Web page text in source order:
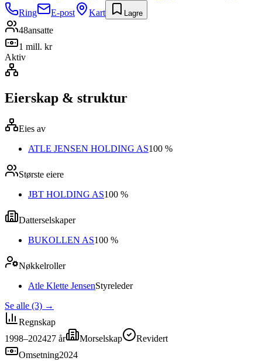
Ring
E-post Kart Lagre
48ansatte
1 mill. kr
Aktiv
Eierskap & struktur
Eies av
ATLE JENSEN HOLDING AS100 %
Største eiere
JBT HOLDING AS100 %
Datterselskaper
BUKOLLEN AS100 %
Nøkkelroller
Atle Klette JensenStyreleder
Se alle (3) →
Regnskap
1998–202427 år Morselskap
Revidert
Omsetning2024